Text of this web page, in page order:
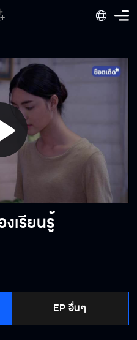
เรียนรู้
EP อื่นๆ
หน ไม่กล้าทำอะไรเสี่ยง ๆ หรอก
ด้ฟังสิ่งที่ฉันอยากบอกเลย
บนี้ เพราะว่าฉันชอบ...
แผ่นดิน จะถือเป็นสมบัติส่วนตัวไม่ได้